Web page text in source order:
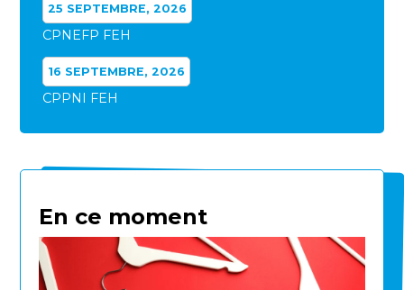
25 SEPTEMBRE, 2026
CPNEFP FEH
16 SEPTEMBRE, 2026
CPPNI FEH
En ce moment